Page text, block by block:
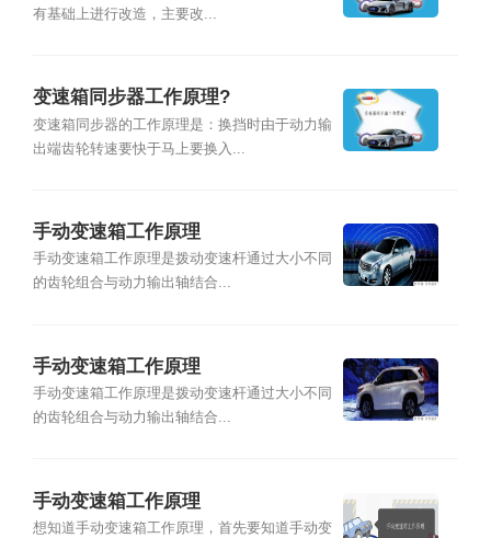
有基础上进行改造，主要改...
变速箱同步器工作原理?
变速箱同步器的工作原理是：换挡时由于动力输
出端齿轮转速要快于马上要换入...
手动变速箱工作原理
手动变速箱工作原理是拨动变速杆通过大小不同
的齿轮组合与动力输出轴结合...
手动变速箱工作原理
手动变速箱工作原理是拨动变速杆通过大小不同
的齿轮组合与动力输出轴结合...
手动变速箱工作原理
想知道手动变速箱工作原理，首先要知道手动变